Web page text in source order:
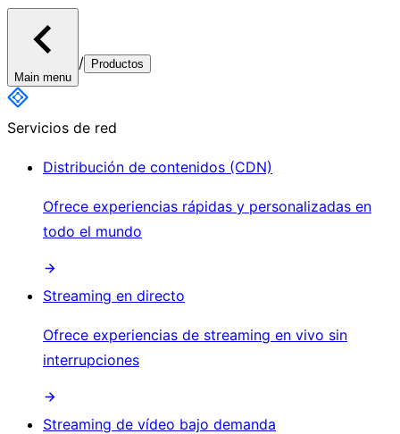
Main menu
/ Productos
Servicios de red
Distribución de contenidos (CDN)
Ofrece experiencias rápidas y personalizadas en
todo el mundo
Streaming en directo
Ofrece experiencias de streaming en vivo sin
interrupciones
Streaming de vídeo bajo demanda